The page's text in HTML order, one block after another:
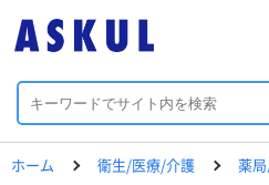
ホーム 衛生/医療/介護 薬